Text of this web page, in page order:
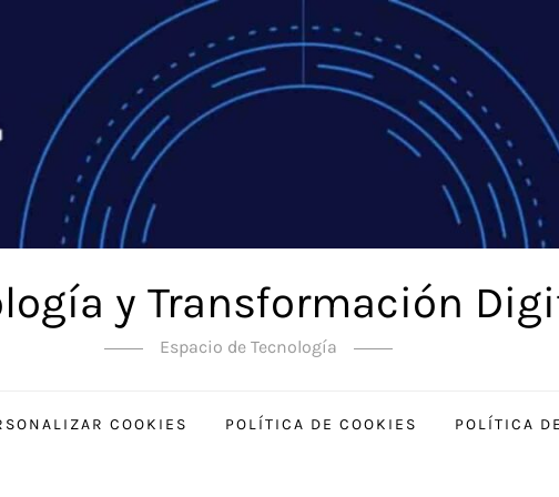
y Transformación
Espacio de Tecnología
COOKIES POLÍTICA DE COOKIES POLÍTICA